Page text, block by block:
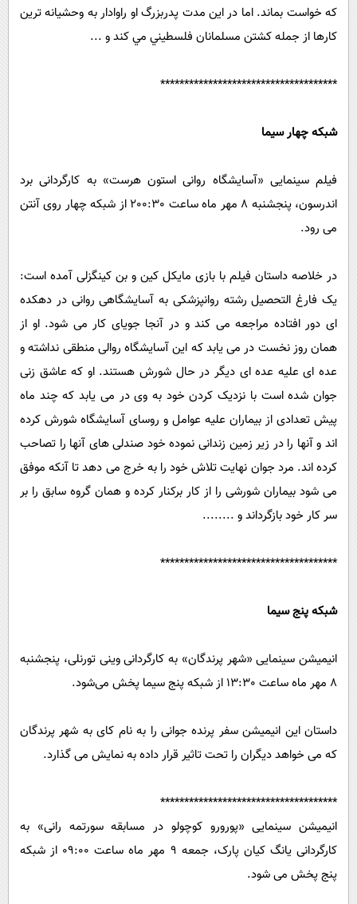
که خواست بماند. اما در اين مدت پدربزرگ او راوادار به وحشيانه ترين
کارها از جمله کشتن مسلمانان فلسطيني مي کند و ...
*************************************
شبکه چهار سیما
فیلم سینمایی «آسایشگاه روانی استون ‌هرست» به کارگردانی برد
اندرسون، پنجشنبه 8 مهر ماه ساعت 200:30 از شبکه چهار روی آنتن
می رود.
در خلاصه داستان فیلم با بازی مایکل کین و بن کینگزلی آمده است:
یک فارغ التحصیل رشته روانپزشکی به آسایشگاهی روانی در دهکده
ای دور افتاده مراجعه می کند و در آنجا جویای کار می شود. او از
همان روز نخست در می یابد که این آسایشگاه روالی منطقی نداشته و
عده ای علیه عده ای دیگر در حال شورش هستند. او که عاشق زنی
جوان شده است با نزدیک کردن خود به وی در می یابد که چند ماه
پیش تعدادی از بیماران علیه عوامل و روسای آسایشگاه شورش کرده
اند و آنها را در زیر زمین زندانی نموده خود صندلی های آنها را تصاحب
کرده اند. مرد جوان نهایت تلاش خود را به خرج می دهد تا آنکه موفق
می شود بیماران شورشی را از کار برکنار کرده و همان گروه سابق را بر
سر کار خود بازگرداند و ........
*************************************
شبکه پنج سیما
انیمیشن سینمایی «شهر پرندگان» به کارگردانی وینی تورنلی، پنجشنبه
8 مهر ماه ساعت 13:30 از شبکه پنج سیما پخش می‌شود.
داستان این انیمیشن سفر پرنده جوانی را به نام کای به شهر پرندگان
که می خواهد دیگران را تحت تاثیر قرار داده به نمایش می گذارد.
*************************************
انیمیشن سینمایی «پورورو کوچولو در مسابقه سورتمه رانی» به
کارگردانی یانگ کیان پارک، جمعه 9 مهر ماه ساعت 09:00 از شبکه
پنج پخش می شود.